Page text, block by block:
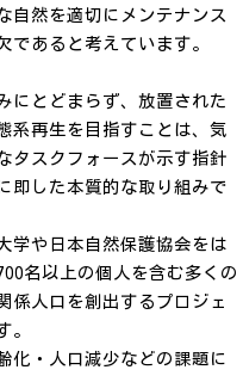
自然を適切にメンテナンス
であると考えています。
に とどまらず、 放置された
系再生を目指すことは、気
タスクフォースが示す指針
即した本質的な取り組みで
学や日本自然保護協会をは
名以上の個人を含む多くの
係人口を創出するプロジェ
。
化・人口減少などの課題に